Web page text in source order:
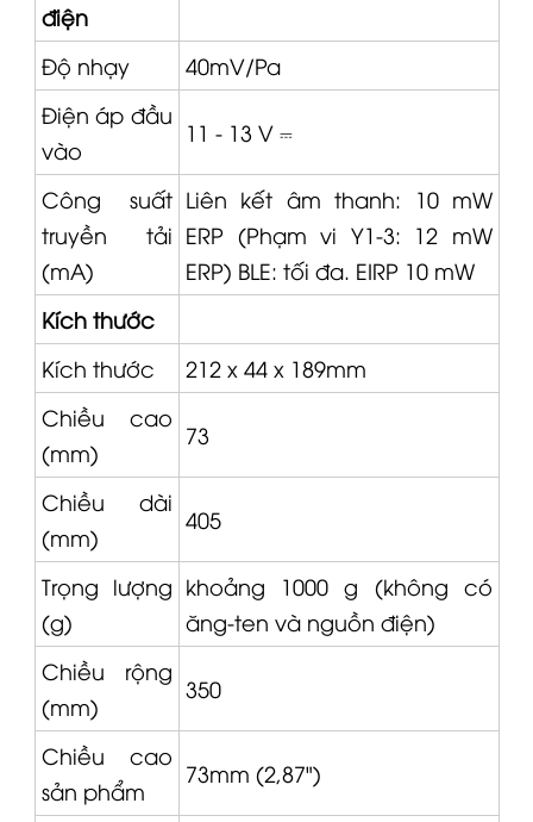
điện
Độ nhạy
40mV/Pa
Điện áp đầu
vào
11 - 13 V ⎓
Công suất
truyền tải
(mA)
Liên kết âm thanh: 10 mW
ERP (Phạm vi Y1-3: 12 mW
ERP) BLE: tối đa. EIRP 10 mW
Kích thước
Kích thước
212 x 44 x 189mm
Chiều cao
(mm)
73
Chiều dài
(mm)
405
Trọng lượng
(g)
khoảng 1000 g (không có
ăng-ten và nguồn điện)
Chiều rộng
(mm)
350
Chiều cao
sản phẩm
73mm (2,87")